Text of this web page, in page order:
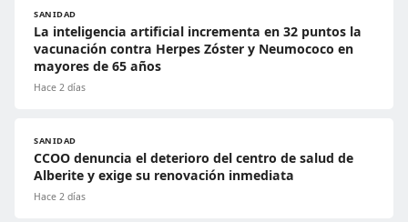
SANIDAD
La inteligencia artificial incrementa en 32 puntos la
vacunación contra Herpes Zóster y Neumococo en
mayores de 65 años
Hace 2 días
SANIDAD
CCOO denuncia el deterioro del centro de salud de
Alberite y exige su renovación inmediata
Hace 2 días